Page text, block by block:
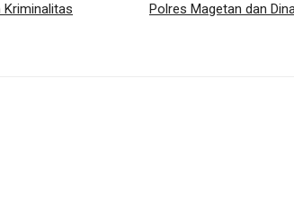
Kriminalitas
Polres Magetan dan